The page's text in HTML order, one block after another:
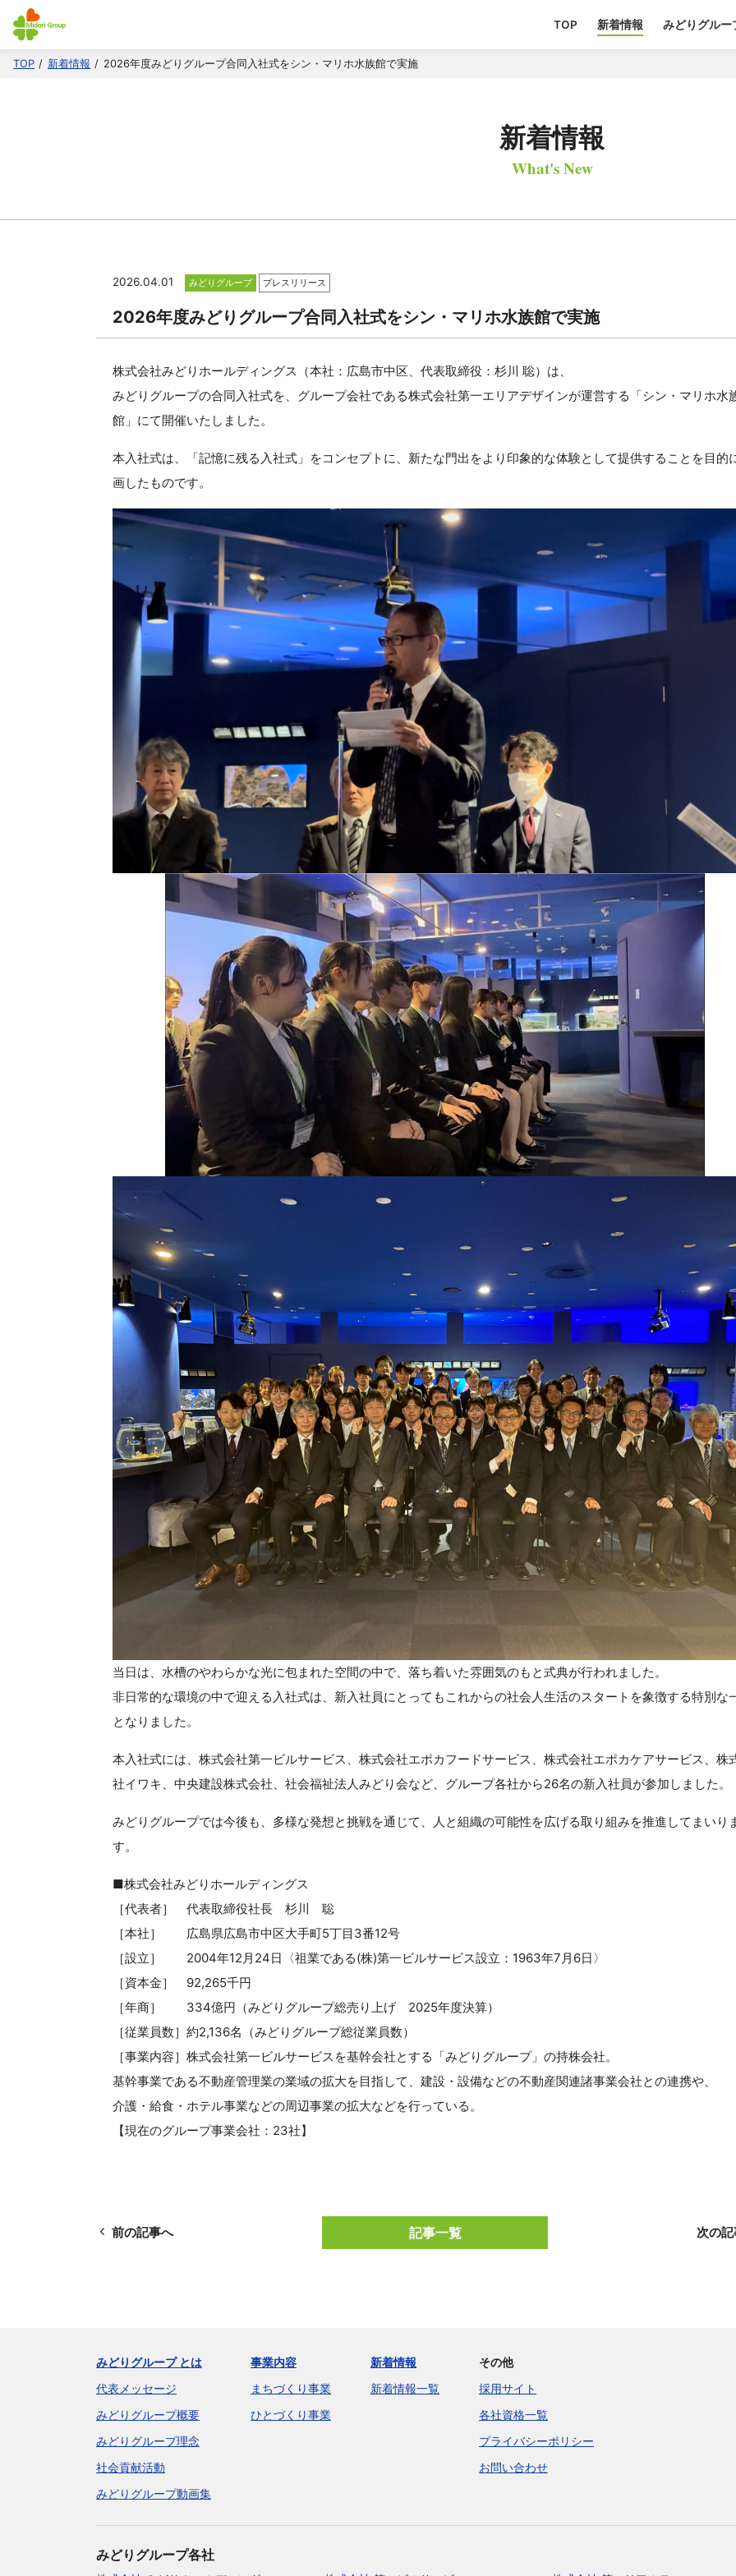
TOP 新着情報 みどりグルー
TOP 新着情報 2026年度みどりグループ合同入社式をシン・マリホ水族館で実施
新着情報
What's New
2026.04.01 みどりグループ プレスリリース
2026年度みどりグループ合同入社式をシン・マリホ水族館で実施
株式会社みどりホールディングス（本社：広島市中区、代表取締役：杉川 聡）は、
みどりグループの合同入社式を、グループ会社である株式会社第一エリアデザインが運営する「シン・マリホ水
館」にて開催いたしました。
本入社式は、「記憶に残る入社式」をコンセプトに、新たな門出をより印象的な体験として提供することを目的
画したものです。
当日は、水槽のやわらかな光に包まれた空間の中で、落ち着いた雰囲気のもと式典が行われました。
非日常的な環境の中で迎える入社式は、新入社員にとってもこれからの社会人生活のスタートを象徴する特別な
となりました。
本入社式には、株式会社第一ビルサービス、株式会社エポカフードサービス、株式会社エポカケアサービス、株
社イワキ、中央建設株式会社、社会福祉法人みどり会など、グループ各社から26名の新入社員が参加しました。
みどりグループでは今後も、多様な発想と挑戦を通じて、人と組織の可能性を広げる取り組みを推進してまいり
す。
■株式会社みどりホールディングス
［代表者］ 代表取締役社長 杉川 聡
［本社］ 広島県広島市中区大手町5丁目3番12号
［設立］ 2004年12月24日〈祖業である(株)第一ビルサービス設立：1963年7月6日〉
［資本金］ 92,265千円
［年商］ 334億円（みどりグループ総売り上げ 2025年度決算）
［従業員数］約2,136名（みどりグループ総従業員数）
［事業内容］株式会社第一ビルサービスを基幹会社とする「みどりグループ」の持株会社。
基幹事業である不動産管理業の業域の拡大を目指して、建設・設備などの不動産関連諸事業会社との連携や、
介護・給食・ホテル事業などの周辺事業の拡大などを行っている。
【現在のグループ事業会社：23社】
前の記事へ 次の
記事一覧
みどりグループ とは
代表メッセージ
みどりグループ概要
みどりグループ理念
社会貢献活動
みどりグループ動画集
事業内容
まちづくり事業
ひとづくり事業
新着情報
新着情報一覧
その他
採用サイト
各社資格一覧
プライバシーポリシー
お問い合わせ
みどりグループ各社